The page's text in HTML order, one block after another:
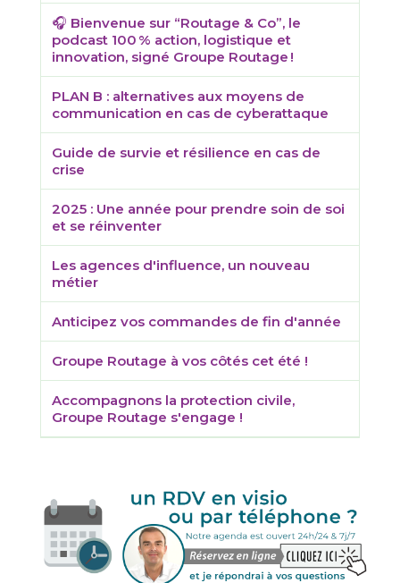
🎧 Bienvenue sur “Routage & Co”, le
podcast 100 % action, logistique et
innovation, signé Groupe Routage !
PLAN B : alternatives aux moyens de
communication en cas de cyberattaque
Guide de survie et résilience en cas de
crise
2025 : Une année pour prendre soin de soi
et se réinventer
Les agences d'influence, un nouveau
métier
Anticipez vos commandes de fin d'année
Groupe Routage à vos côtés cet été !
Accompagnons la protection civile,
Groupe Routage s'engage !